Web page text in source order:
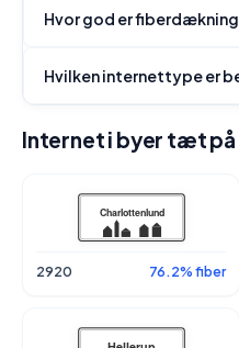
Hvor god er
Hvilken internettype er
Internet i byer tæt
2920 76.2% fiber